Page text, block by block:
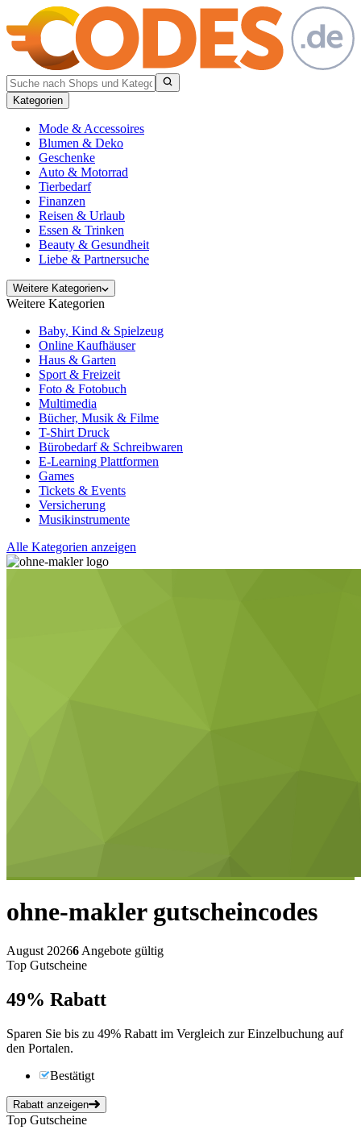
Kategorien
Mode & Accessoires
Blumen & Deko
Geschenke
Auto & Motorrad
Tierbedarf
Finanzen
Reisen & Urlaub
Essen & Trinken
Beauty & Gesundheit
Liebe & Partnersuche
Weitere Kategorien
Weitere Kategorien
Baby, Kind & Spielzeug
Online Kaufhäuser
Haus & Garten
Sport & Freizeit
Foto & Fotobuch
Multimedia
Bücher, Musik & Filme
T-Shirt Druck
Bürobedarf & Schreibwaren
E-Learning Plattformen
Games
Tickets & Events
Versicherung
Musikinstrumente
Alle Kategorien anzeigen
ohne-makler gutscheincodes
August 20266Angebote gültig
Top Gutscheine
49% Rabatt
Sparen Sie bis zu 49% Rabatt im Vergleich zur Einzelbuchung auf
den Portalen.
Bestätigt
Rabatt anzeigen
Top Gutscheine